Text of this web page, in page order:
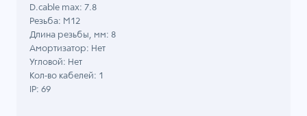
D.cable max: 7.8
Резьба: M12
Длина резьбы, мм: 8
Амортизатор: Нет
Угловой: Нет
Кол-во кабелей: 1
IP: 69